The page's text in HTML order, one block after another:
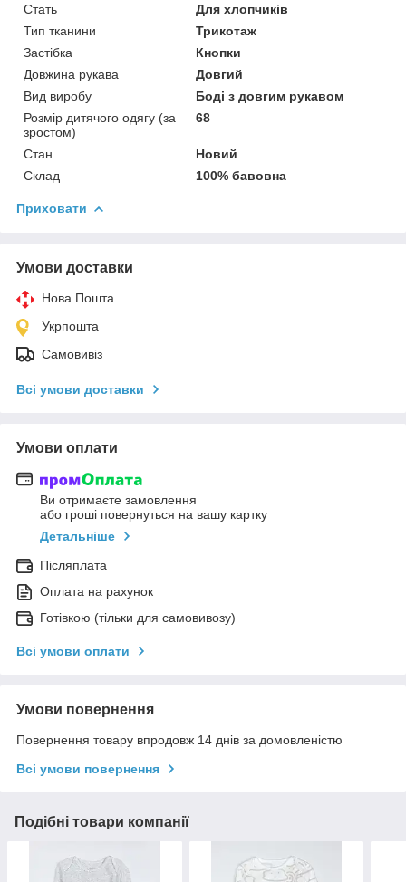
Стать
Для хлопчиків
Тип тканини
Трикотаж
Застібка
Кнопки
Довжина рукава
Довгий
Вид виробу
Боді з довгим рукавом
Розмір дитячого одягу (за
зростом)
68
Стан
Новий
Склад
100% бавовна
Приховати
Умови доставки
Нова Пошта
Укрпошта
Самовивіз
Всі умови доставки
Умови оплати
Ви отримаєте замовлення
або гроші повернуться на вашу картку
Детальніше
Післяплата
Оплата на рахунок
Готівкою (тільки для самовивозу)
Всі умови оплати
Умови повернення
Повернення товару впродовж 14 днів за домовленістю
Всі умови повернення
Подібні товари компанії